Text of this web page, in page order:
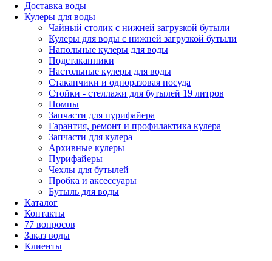
Доставка воды
Кулеры для воды
Чайный столик с нижней загрузкой бутыли
Кулеры для воды с нижней загрузкой бутыли
Напольные кулеры для воды
Подстаканники
Настольные кулеры для воды
Стаканчики и одноразовая посуда
Стойки - стеллажи для бутылей 19 литров
Помпы
Запчасти для пурифайера
Гарантия, ремонт и профилактика кулера
Запчасти для кулера
Архивные кулеры
Пурифайеры
Чехлы для бутылей
Пробка и аксессуары
Бутыль для воды
Каталог
Контакты
77 вопросов
Заказ воды
Клиенты